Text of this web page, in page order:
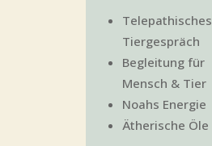
Tele­pa­thi­sches
Tiergespräch
Beglei­tung für
Mensch & Tier
Noahs Ener­gie
Äthe­ri­sche Öle